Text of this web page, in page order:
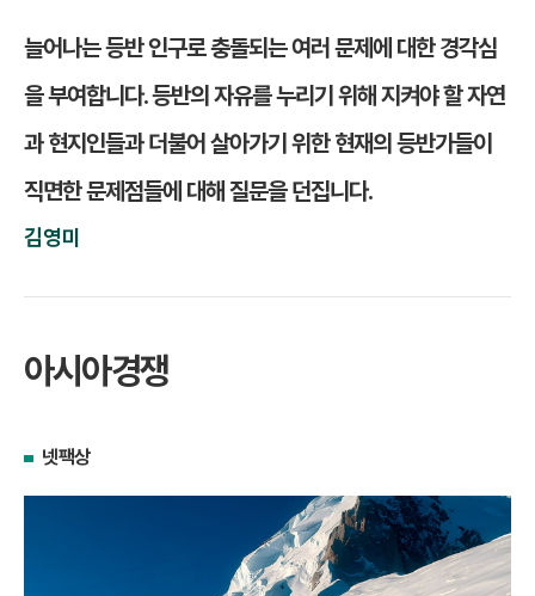
늘어나는 등반 인구로 충돌되는 여러 문제에 대한 경각심
을 부여합니다. 등반의 자유를 누리기 위해 지켜야 할 자연
과 현지인들과 더불어 살아가기 위한 현재의 등반가들이
직면한 문제점들에 대해 질문을 던집니다.
김영미
아시아경쟁
넷팩상